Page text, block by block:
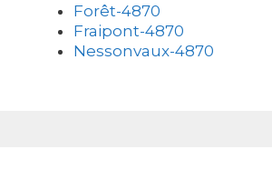
Forêt-4870
Fraipont-4870
Nessonvaux-4870